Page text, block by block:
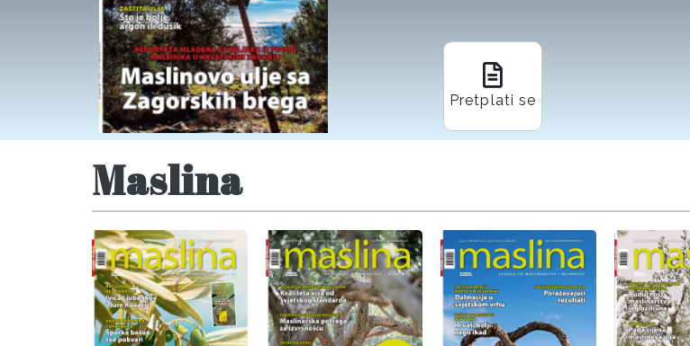
Pretplati se
Maslina